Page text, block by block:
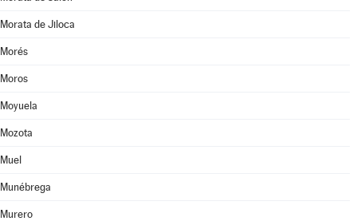
Morata de Jiloca
Morés
Moros
Moyuela
Mozota
Muel
Munébrega
Murero